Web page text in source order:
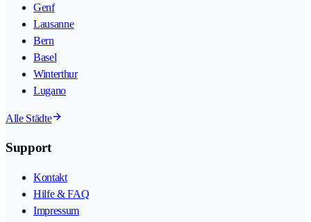
Genf
Lausanne
Bern
Basel
Winterthur
Lugano
Alle Städte
Support
Kontakt
Hilfe & FAQ
Impressum